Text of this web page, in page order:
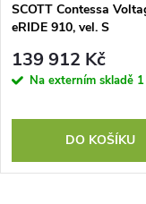
SCOTT Contessa
eRIDE 910, vel. S
139 912 Kč
Na externím skladě
DO KOŠÍKU